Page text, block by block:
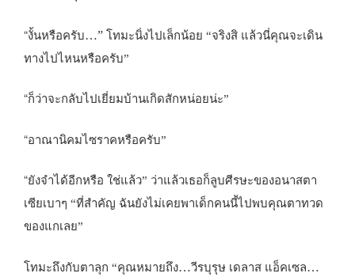
“งั้นหรือครับ…” โทมะนิ่งไปเล็กน้อย “จริงสิ แล้วนี่คุณจะเดิน
ทางไปไหนหรือครับ”
“ก็ว่าจะกลับไปเยี่ยมบ้านเกิดสักหน่อยน่ะ”
“อาณานิคมไซราคหรือครับ”
“ยังจำได้อีกหรือ ใช่แล้ว” ว่าแล้วเธอก็ลูบศีรษะของอนาสตา
เซียเบาๆ “ที่สำคัญ ฉันยังไม่เคยพาเด็กคนนี้ไปพบคุณตาทวด
ของแกเลย”
โทมะถึงกับตาลุก “คุณหมายถึง…วีรบุรุษ เดลาส แอ็คเซล…